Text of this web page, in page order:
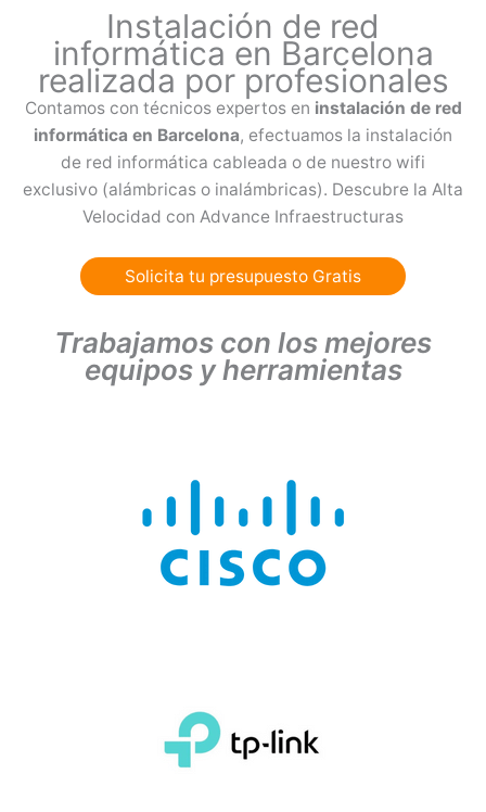
Instalación de red
informática en Barcelona
realizada por profesionales
Contamos con técnicos expertos en instalación de red
informática en Barcelona, efectuamos la instalación
de red informática cableada o de nuestro wifi
exclusivo (alámbricas o inalámbricas). Descubre la Alta
Velocidad con Advance Infraestructuras
Solicita tu presupuesto Gratis
Trabajamos con los mejores
equipos y herramientas